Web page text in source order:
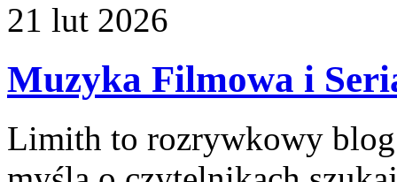
21 lut 2026
Muzyka Filmowa i
Limith to rozrywkowy blog